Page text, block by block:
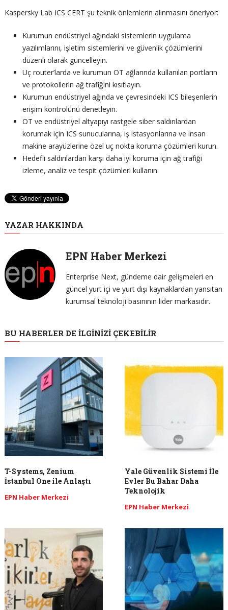
Kaspersky Lab ICS CERT şu teknik önlemlerin alınmasını öneriyor:
Kurumun endüstriyel ağındaki sistemlerin uygulama
yazılımlarını, işletim sistemlerini ve güvenlik çözümlerini
düzenli olarak güncelleyin.
Uç router’larda ve kurumun OT ağlarında kullanılan portların
ve protokollerin ağ trafiğini kısıtlayın.
Kurumun endüstriyel ağında ve çevresindeki ICS bileşenlerin
erişim kontrolünü denetleyin.
OT ve endüstriyel altyapıyı rastgele siber saldırılardan
korumak için ICS sunucularına, iş istasyonlarına ve insan
makine arayüzlerine özel uç nokta koruma çözümleri kurun.
Hedefli saldırılardan karşı daha iyi koruma için ağ trafiği
izleme, analiz ve tespit çözümleri kullanın.
YAZAR HAKKINDA
EPN Haber Merkezi
Enterprise Next, gündeme dair gelişmeleri en
güncel yurt içi ve yurt dışı kaynaklardan yansıtan
kurumsal teknoloji basınının lider markasıdır.
BU HABERLER DE İLGINIZI ÇEKEBILIR
T-Systems, Zenium
İstanbul One ile Anlaştı
EPN Haber Merkezi
Yale Güvenlik Sistemi İle
Evler Bu Bahar Daha
Teknolojik
EPN Haber Merkezi